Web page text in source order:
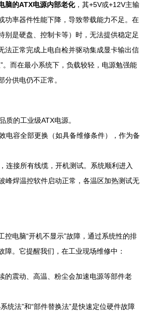
脑的ATX电源内部老化，其+5V或+12V主输
功率器件性能下降，导致带载能力不足。在
别是硬盘、控制卡等）时，无法提供稳定足
法正常完成上电自检并驱动集成显卡输出信
。而在最小系统下，负载较轻，电源勉强能
分供电仍不正常。
质的工业级ATX电源。
电容全部更换（如具备维修条件），作为备
连接所有线缆，开机测试。系统顺利进入
峰焊温控软件启动正常，各温区加热测试无
控电脑“开机不显示”故障，通过系统性的排
障。它提醒我们，在工业现场维修中：
的震动、高温、粉尘会加速电源等部件老
系统法”和“部件替换法”是快速定位硬件故障